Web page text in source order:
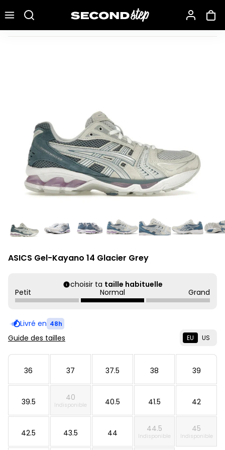
ASICS Gel-Kayano 14 Glacier Grey
ASICS Gel-Kayano 14 Glacier Grey
choisir ta taille habituelle
Petit
Normal Grand
Livré en 48h
Guide des tailles EU US
36 37 37.5 38 39
39.5 40
Indisponible 40.5 41.5 42
42.5 43.5 44 44.5
Indisponible
45
Indisponible